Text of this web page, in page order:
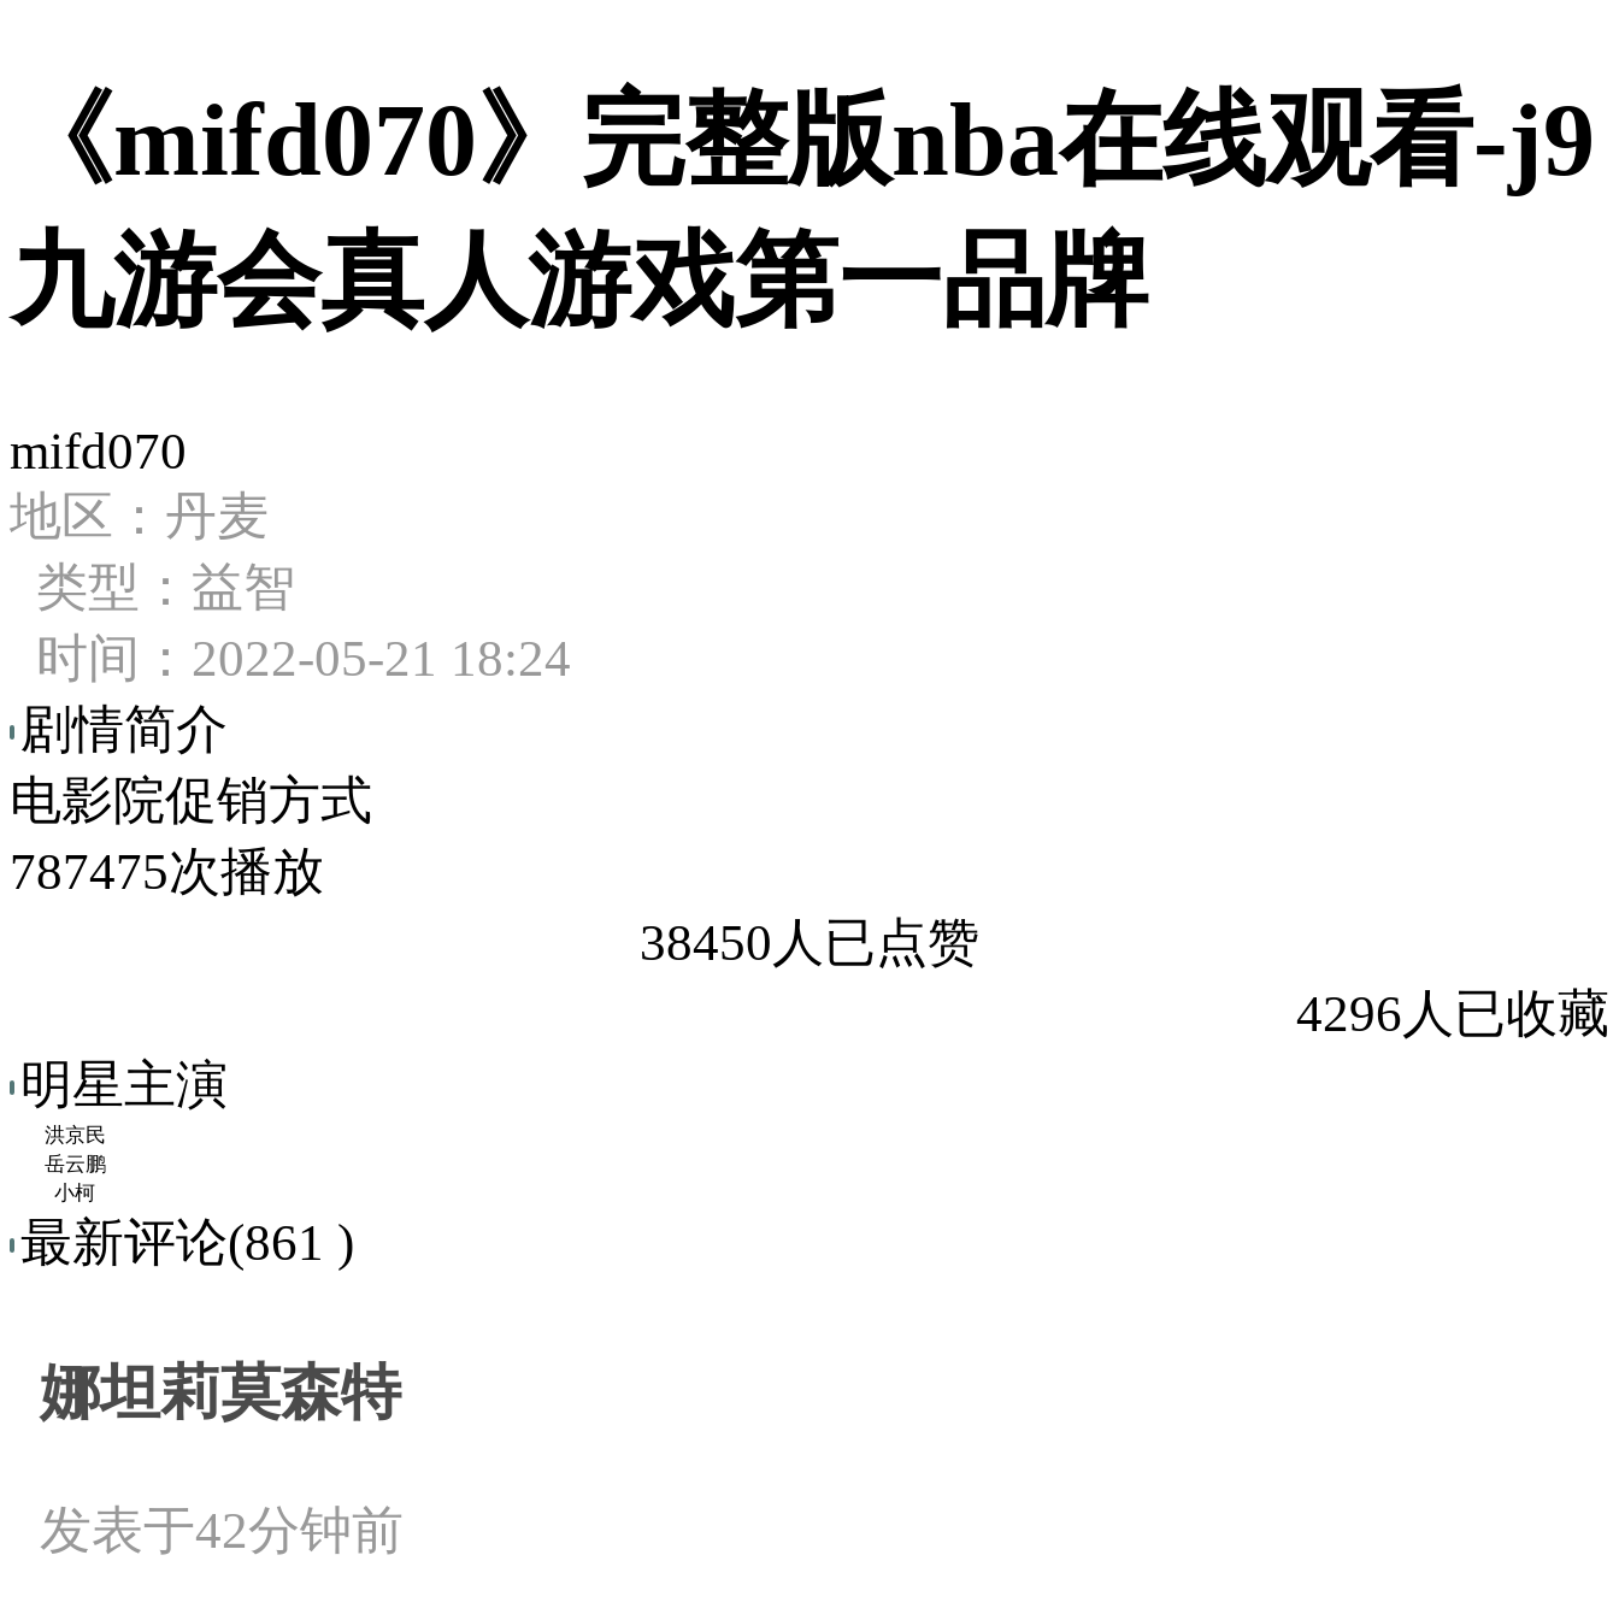
《mifd070》完整版nba在线观看-j9
九游会真人游戏第一品牌
mifd070
地区：丹麦
类型：益智
时间：2022-05-21 18:24
剧情简介
电影院促销方式
787475次播放
38450人已点赞
4296人已收藏
明星主演
洪京民
岳云鹏
小柯
最新评论(861 )
娜坦莉莫森特
发表于42分钟前